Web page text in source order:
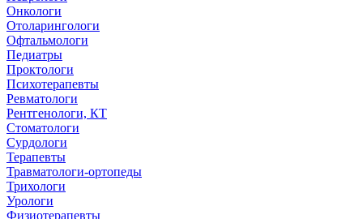
Онкологи
Отоларингологи
Офтальмологи
Педиатры
Проктологи
Психотерапевты
Ревматологи
Рентгенологи, КТ
Стоматологи
Сурдологи
Терапевты
Травматологи-ортопеды
Трихологи
Урологи
Физиотерапевты